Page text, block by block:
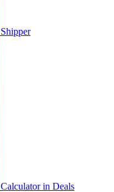
Shipper
Calculator in Deals